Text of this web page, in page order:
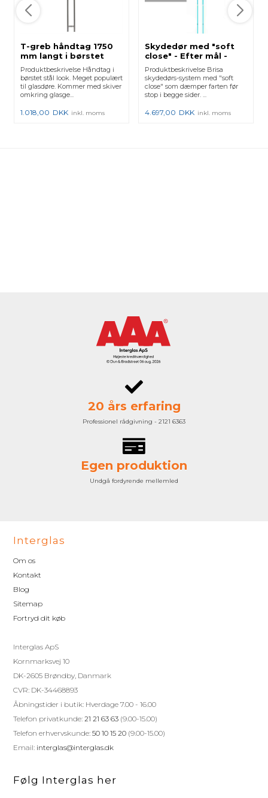
T-greb håndtag 1750
mm langt i børstet
stål 304
Produktbeskrivelse Håndtag i
børstet stål look. Meget populært
til glasdøre. Kommer med skiver
omkring glasge...
1.018,00 DKK inkl. moms
Skydedør med "soft
close" - Efter mål -
Loftmontage
Produktbeskrivelse Brisa
skydedørs-system med "soft
close" som dæmper farten før
stop i begge sider. ...
4.697,00 DKK inkl. moms
20 års erfaring
Professionel rådgivning - 2121 6363
Egen produktion
Undgå fordyrende mellemled
Interglas
Om os
Kontakt
Blog
Sitemap
Fortryd dit køb
Interglas ApS
Kornmarksvej 10
DK-2605 Brøndby, Danmark
CVR: DK-34468893
Åbningstider i butik: Hverdage 7.00 - 16.00
Telefon privatkunde:21 21 63 63 (9.00-15.00)
Telefon erhvervskunde:50 10 15 20 (9.00-15.00)
Email: interglas@interglas.dk
Følg Interglas her